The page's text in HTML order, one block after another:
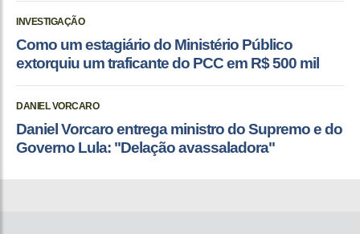
INVESTIGAÇÃO
Como um estagiário do Ministério Público
extorquiu um traficante do PCC em R$ 500 mil
DANIEL VORCARO
Daniel Vorcaro entrega ministro do Supremo e do
Governo Lula: "Delação avassaladora"